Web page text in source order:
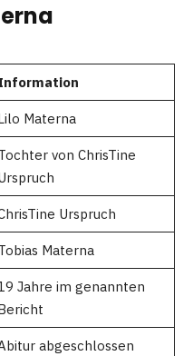
Materna
von ChrisTine
Urspruch
Materna
Jahre im genannten
abgeschlossen